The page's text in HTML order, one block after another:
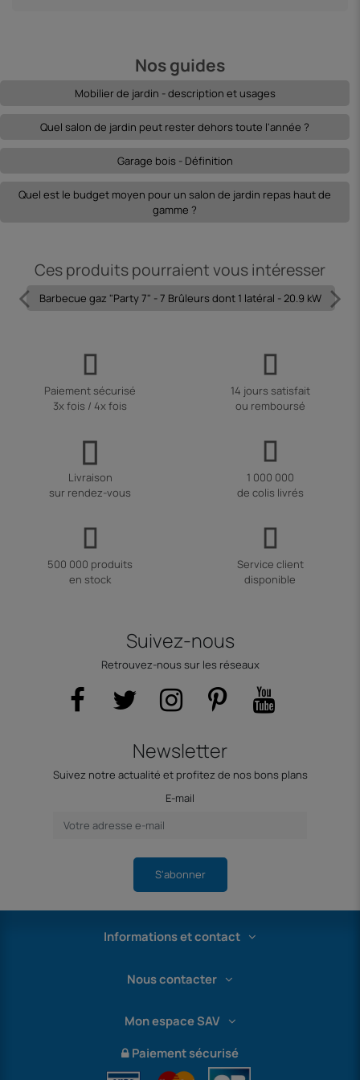
Nos guides
Mobilier de jardin - description et usages
Quel salon de jardin peut rester dehors toute l'année ?
Garage bois - Définition
Quel est le budget moyen pour un salon de jardin repas haut de
gamme ?
Ces produits pourraient vous intéresser
Barbecue gaz "Party 7" - 7 Brûleurs dont 1 latéral - 20.9 kW
Paiement sécurisé
3x fois / 4x fois
14 jours satisfait
ou remboursé
Livraison
sur rendez-vous
1 000 000
de colis livrés
500 000 produits
en stock
Service client
disponible
Suivez-nous
Retrouvez-nous sur les réseaux
Newsletter
Suivez notre actualité et profitez de nos bons plans
E-mail
S'abonner
Informations et contact
Nous contacter
Mon espace SAV
Paiement sécurisé